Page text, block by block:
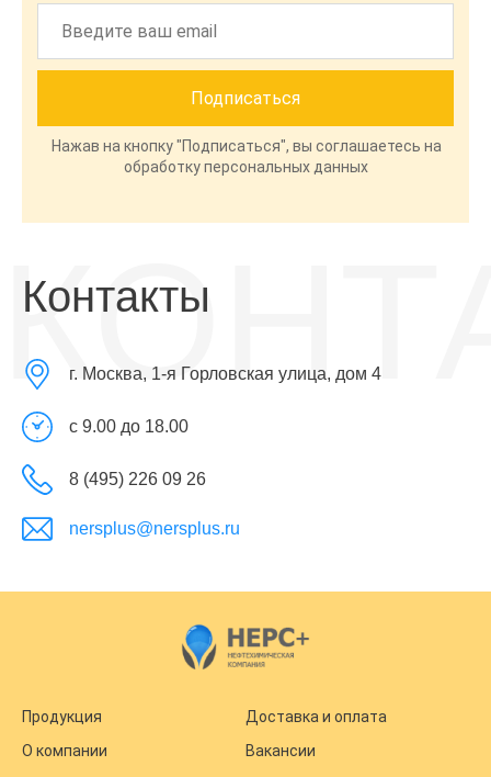
Нажав на кнопку "Подписаться", вы соглашаетесь на
обработку персональных данных
Контакты
г. Москва, 1-я Горловская улица, дом 4
с 9.00 до 18.00
8 (495) 226 09 26
nersplus@nersplus.ru
Продукция
Доставка и оплата
О компании
Вакансии